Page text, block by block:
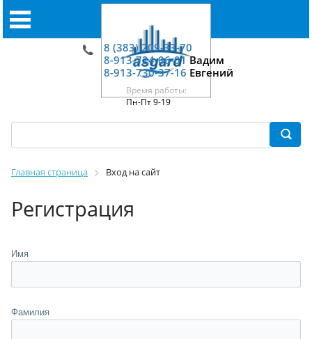
8 (383) 209-33-70
8-913-724-06-01Вадим
8-913-730-37-16 Евгений
Время работы:
Пн-Пт 9-19
Главная страница Вход на сайт
Регистрация
Имя
Фамилия